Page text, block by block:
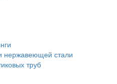
нержавеющей стали
труб